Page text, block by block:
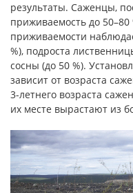
результаты. Саженцы,
приживаемость до
приживаемости
%), подроста
сосны (до 50 %).
зависит от возраста
3-летнего возраста
их месте вырастают из